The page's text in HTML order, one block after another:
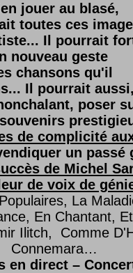
jouer au blasé,
toutes ces
Il pourrait
nouveau geste
chansons qu'il
Il pourrait
poser
de complicité
un passé
de Michel
de voix de
La
En Chantant,
Ilitch, Comme
Connemara…
en direct –